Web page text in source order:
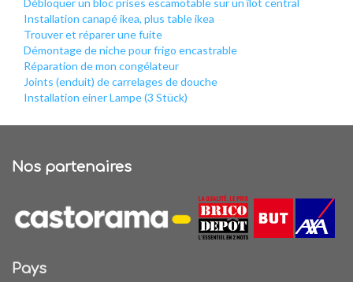
Débloquer un bloc prises escamotable sur un îlot central
Installation canapé ikea, plus table ikea
Trouver et réparer une fuite
Démontage de niche pour frigo encastrable
Réparation de mon congélateur
Joints (enduit) de carrelages de douche
Installation einer Lampe (3 Stück)
Nos partenaires
Pays